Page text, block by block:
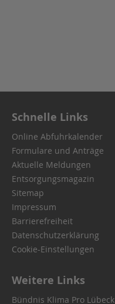
Schnelle Links
Online Abfuhrkalender
Formulare und Anträge
Aktuelle Meldungen
Entsorgungsmagazin
Sitemap
Impressum
Barrierefreiheit
Datenschutzerklärung
Cookie-Einstellungen
Weitere Links
Bündnis Klima Pro Lübeck